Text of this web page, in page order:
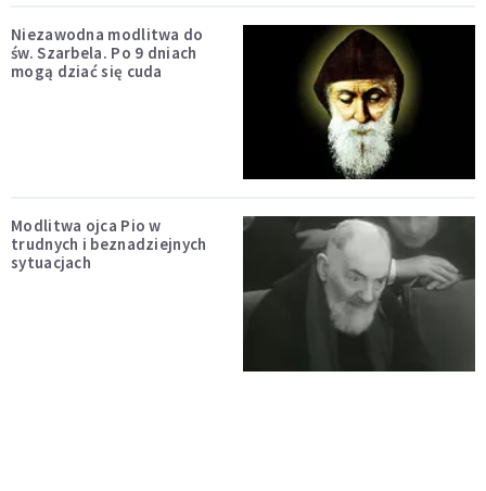
Niezawodna modlitwa do
św. Szarbela. Po 9 dniach
mogą dziać się cuda
Modlitwa ojca Pio w
trudnych i beznadziejnych
sytuacjach